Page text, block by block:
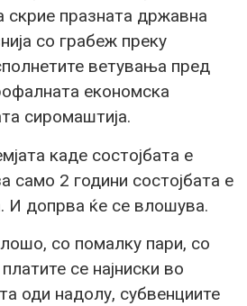
скрие празната државна
со грабеж преку
ветувања пред
економска
сиромаштија.
каде состојбата е
само 2 години состојбата е
допрва ќе се влошува.
со помалку пари, со
се најниски во
оди надолу, субвенциите